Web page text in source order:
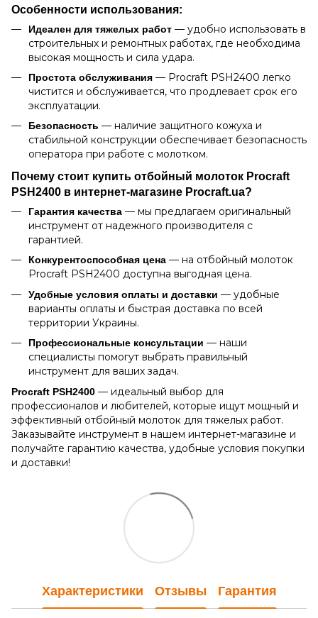
Особенности использования:
Идеален для тяжелых работ — удобно использовать в
строительных и ремонтных работах, где необходима
высокая мощность и сила удара.
Простота обслуживания — Procraft PSH2400 легко
чистится и обслуживается, что продлевает срок его
эксплуатации.
Безопасность — наличие защитного кожуха и
стабильной конструкции обеспечивает безопасность
оператора при работе с молотком.
Почему стоит купить отбойный молоток Procraft
PSH2400 в интернет-магазине Procraft.ua?
Гарантия качества — мы предлагаем оригинальный
инструмент от надежного производителя с
гарантией.
Конкурентоспособная цена — на отбойный молоток
Procraft PSH2400 доступна выгодная цена.
Удобные условия оплаты и доставки — удобные
варианты оплаты и быстрая доставка по всей
территории Украины.
Профессиональные консультации — наши
специалисты помогут выбрать правильный
инструмент для ваших задач.
Procraft PSH2400 — идеальный выбор для
профессионалов и любителей, которые ищут мощный и
эффективный отбойный молоток для тяжелых работ.
Заказывайте инструмент в нашем интернет-магазине и
получайте гарантию качества, удобные условия покупки
и доставки!
Характеристики Отзывы Гарантия